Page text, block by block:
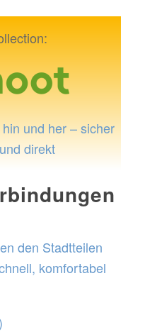
und her – sicher
direkt
den Stadtteilen
komfortabel